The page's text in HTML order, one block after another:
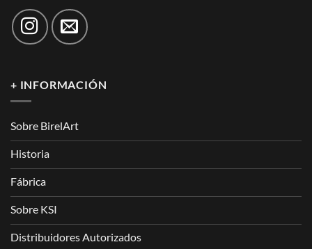
+ INFORMACIÓN
Sobre BirelArt
Historia
Fábrica
Sobre KSI
Distribuidores Autorizados